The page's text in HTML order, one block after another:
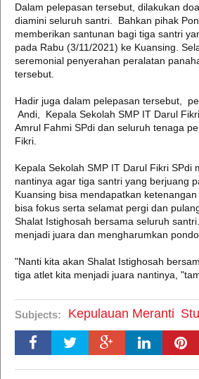
Dalam pelepasan tersebut, dilakukan
diamini seluruh santri. Bahkan pihak
memberikan santunan bagi tiga santri
pada Rabu (3/11/2021) ke Kuansing.
seremonial penyerahan peralatan
tersebut.
Hadir juga dalam pelepasan tersebut,
Andi, Kepala Sekolah SMP IT Darul
Amrul Fahmi SPdi dan seluruh tenaga
Fikri.
Kepala Sekolah SMP IT Darul Fikri SPdi
nantinya agar tiga santri yang berjuang
Kuansing bisa mendapatkan
bisa fokus serta selamat pergi dan
Shalat Istighosah bersama seluruh
menjadi juara dan mengharumkan
"Nanti kita akan Shalat Istighosah
tiga atlet kita menjadi juara nantinya,
Subjects: Kepulauan Meranti